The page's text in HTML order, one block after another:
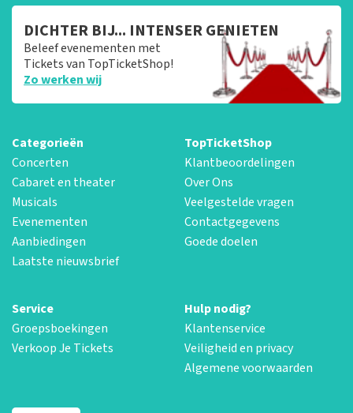
DICHTER BIJ... INTENSER GENIETEN
Beleef evenementen met
Tickets van TopTicketShop!
Zo werken wij
Categorieën
Concerten
Cabaret en theater
Musicals
Evenementen
Aanbiedingen
Laatste nieuwsbrief
TopTicketShop
Klantbeoordelingen
Over Ons
Veelgestelde vragen
Contactgegevens
Goede doelen
Service
Groepsboekingen
Verkoop Je Tickets
Hulp nodig?
Klantenservice
Veiligheid en privacy
Algemene voorwaarden